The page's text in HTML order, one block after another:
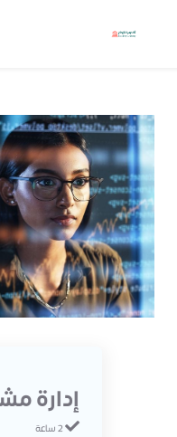
إدارة
2 ساعة